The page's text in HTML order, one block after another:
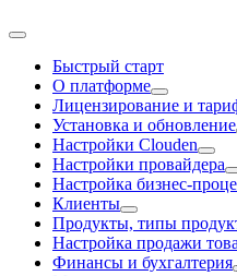
Быстрый старт
О платформе
Лицензирование и
Установка и обновление
Настройки Clouden
Настройки провайдера
Настройка бизнес-
Клиенты
Продукты, типы
Настройка продажи
Финансы и бухгалтерия